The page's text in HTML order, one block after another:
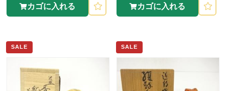
カゴに入れる カゴに入れる
SALE SALE